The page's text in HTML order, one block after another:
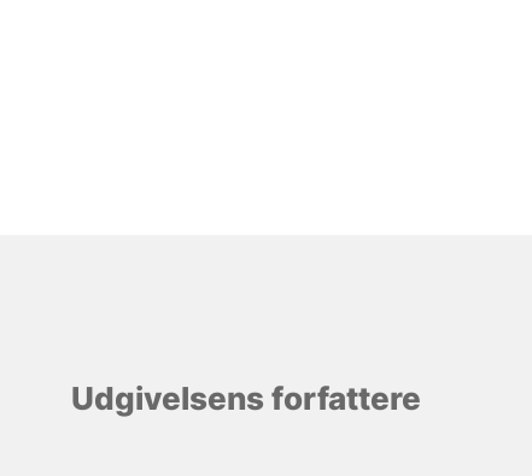
Udgivelsens forfattere